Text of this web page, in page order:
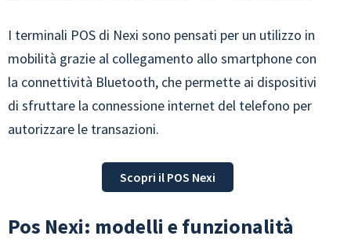
I terminali POS di Nexi sono pensati per un utilizzo in
mobilità grazie al collegamento allo smartphone con
la connettività Bluetooth, che permette ai dispositivi
di sfruttare la connessione internet del telefono per
autorizzare le transazioni.
Scopri il POS Nexi
Pos Nexi: modelli e funzionalità